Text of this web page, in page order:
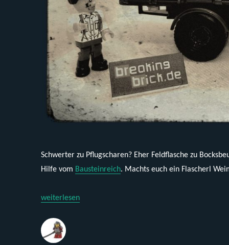
Schwerter zu Pflugscharen? Eher Feldflasche zu
Hilfe vom Bausteinreich. Machts euch ein Flascherl
„Cobi 2259 – Opel Blitz 3,6 „Held der Weine““
weiterlesen